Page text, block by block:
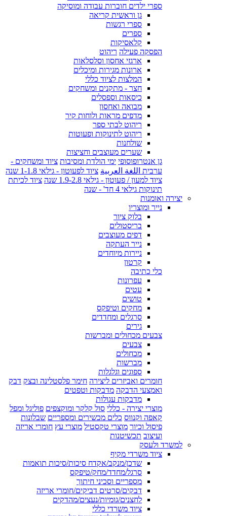
ספרי ילדים חוברות עבודה ומוסיקה
גן וראשית קריאה
ספרי רגשות
ספרים
קלאסיקות
הפסקה פעילה ריהוט
ארגזי אחסון וסלסלאות
ארונות מגירות ומיכלים
המלצות לציוד כללי
חצר - מתקנים ומשחקים
כיסאות וספסלים
מבואה ואחסון
מדפים מראות ולוחות קיר
ריהוט לבתי ספר
ריהוט לתינוקות ופעוטות
שולחנות
שערים מעוצבים וחציצות
גן אנטרופוסופי ימי הולדת ומסיבות ציוד ומשחקים -
ערבית اللغة العربية ציוד לפעוטון - גילאי 1-1.8 שנה
ציוד למעון / פעוטון - גילאי 1.9-2.8 שנה
ציוד לכיתת
תינוקות גילאי 4 חד' - שנה
יצירה ואומנות
נייר ומוצריו
בלוק ציור
בריסטולים
דפים מעוצבים
נייר העתקה
ניירות מיוחדים
קרטון
כלי כתיבה
עפרונות
עטים
טושים
מחקים וטיפקס
סרגלים ומחדדים
גירים
צבעים מכחולים ומברשות
צבעים
מכחולים
מברשות
ספוגים וגלגלות
חומרים ואביזרים ליצירה חימר פלסטלינה ובצק דבק
ואמצעי הדבקה מדבקות וטפטים
מדבקות עגולות
מוצרי יצירה - כללי סול קלקר ומוקצפים פוליגל ומפל
קאפה וקנווס כלים מכשירים ומספריים שבלונות
פיסול וכיור מוצרי טקסטיל מוצרי עץ חומרי אריזה
ועיצוב תכשיטנות
למשרד ולעסק
ציוד משרדי מקיף
שדכן/מנקב/אקדח סיכות/סיכות תואמות
סרגל/מחדד/מחק/טיפקס
מספריים וסכיני חיתוך
דבקים/סרטים דביקים/חומרי אריזה
לחצנים/גומיות/נעצים/מהדקים
ציוד משרדי כללי